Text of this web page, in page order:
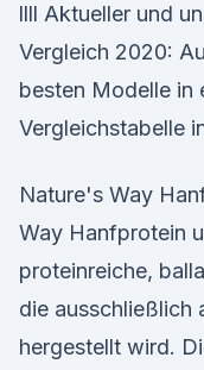
llll Aktueller und
Vergleich 2020:
besten Modelle in
Vergleichstabelle
Nature's Way
Way Hanfprotein
proteinreiche,
die ausschließlich
hergestellt wird.